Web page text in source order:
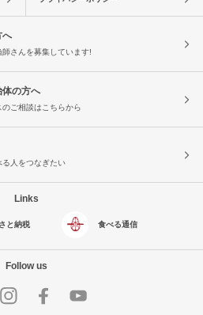
へ
師さんを募集しています!
体の方へ
のご相談はこちらから
る人をつなぎたい
Links
と納税 食べる通信
Follow us